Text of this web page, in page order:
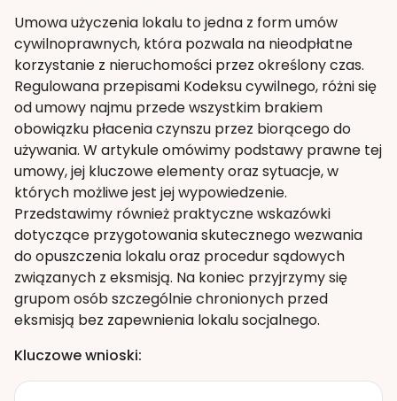
Umowa użyczenia lokalu to jedna z form umów
cywilnoprawnych, która pozwala na nieodpłatne
korzystanie z nieruchomości przez określony czas.
Regulowana przepisami Kodeksu cywilnego, różni się
od umowy najmu przede wszystkim brakiem
obowiązku płacenia czynszu przez biorącego do
używania. W artykule omówimy podstawy prawne tej
umowy, jej kluczowe elementy oraz sytuacje, w
których możliwe jest jej wypowiedzenie.
Przedstawimy również praktyczne wskazówki
dotyczące przygotowania skutecznego wezwania
do opuszczenia lokalu oraz procedur sądowych
związanych z eksmisją. Na koniec przyjrzymy się
grupom osób szczególnie chronionych przed
eksmisją bez zapewnienia lokalu socjalnego.
Kluczowe wnioski: